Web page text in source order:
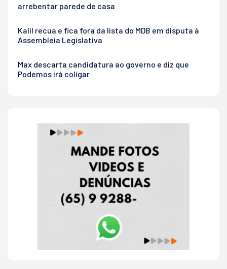
arrebentar parede de casa
Kalil recua e fica fora da lista do MDB em disputa à
Assembleia Legislativa
Max descarta candidatura ao governo e diz que
Podemos irá coligar